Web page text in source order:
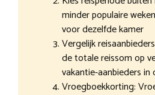
minder populaire
voor dezelfde kamer
Vergelijk
de totale reissom op
vakantie-aanbieders
Vroegboekkorting: